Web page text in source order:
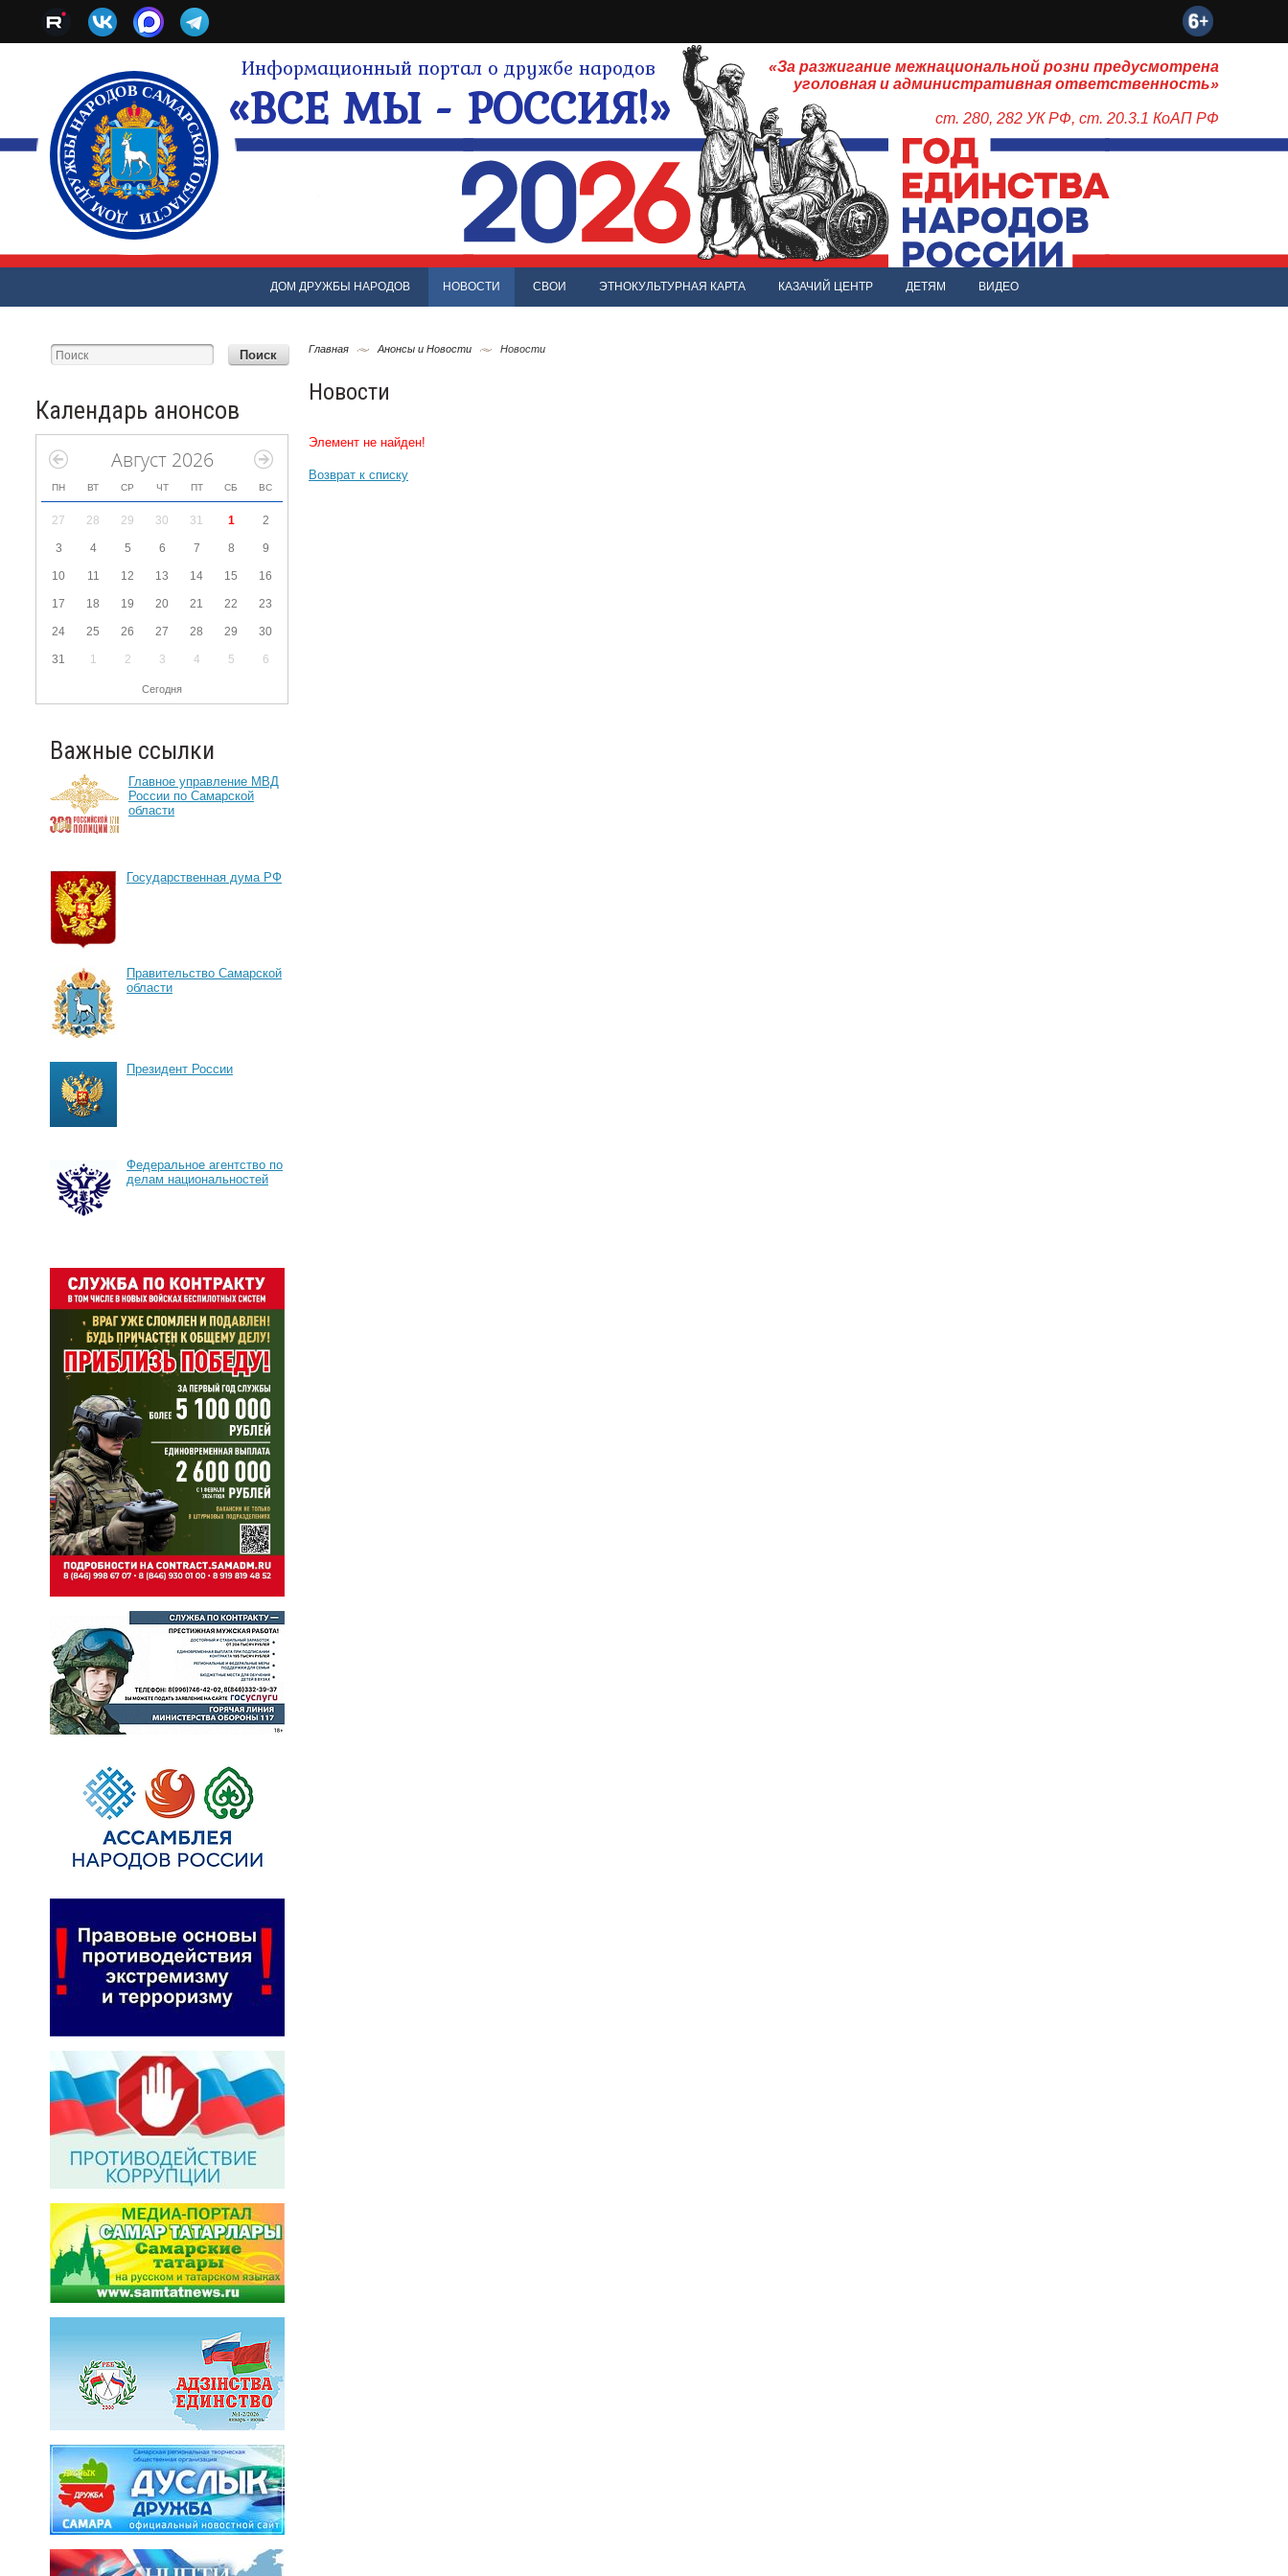
Информационный портал о дружбе народов
«ВСЕ МЫ - РОССИЯ!»
«За разжигание межнациональной розни предусмотрена
уголовная и административная ответственность»
ст. 280, 282 УК РФ, ст. 20.3.1 КоАП РФ
ДОМ ДРУЖБЫ НАРОДОВ НОВОСТИ СВОИ ЭТНОКУЛЬТУРНАЯ КАРТА КАЗАЧИЙ ЦЕНТР ДЕТЯМ ВИДЕО
Календарь анонсов
Август 2026
ПН ВТ СР ЧТ ПТ СБ ВС
27 28 29 30 31 1 2
3 4 5 6 7 8 9
10 11 12 13 14 15 16
17 18 19 20 21 22 23
24 25 26 27 28 29 30
31 1 2 3 4 5 6
Сегодня
Важные ссылки
Главное управление МВД
России по Самарской
области
Государственная дума РФ
Правительство Самарской
области
Президент России
Федеральное агентство по
делам национальностей
Главная Анонсы и Новости Новости
Новости
Элемент не найден!
Возврат к списку